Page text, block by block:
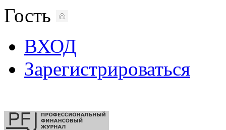
Гость
ВХОД
Зарегистрироваться